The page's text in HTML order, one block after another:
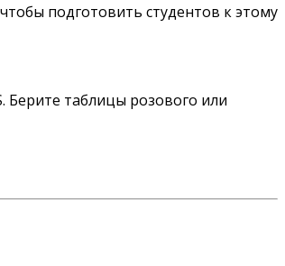
подготовить студентов к этому
Берите таблицы розового или